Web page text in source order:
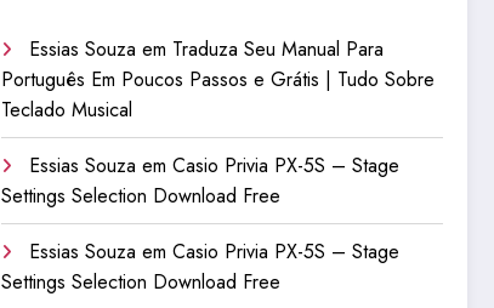
Essias Souza em Traduza Seu Manual Para
Português Em Poucos Passos e Grátis | Tudo Sobre
Teclado Musical
Essias Souza emCasio Privia PX-5S – Stage
Settings Selection Download Free
Essias Souza emCasio Privia PX-5S – Stage
Settings Selection Download Free